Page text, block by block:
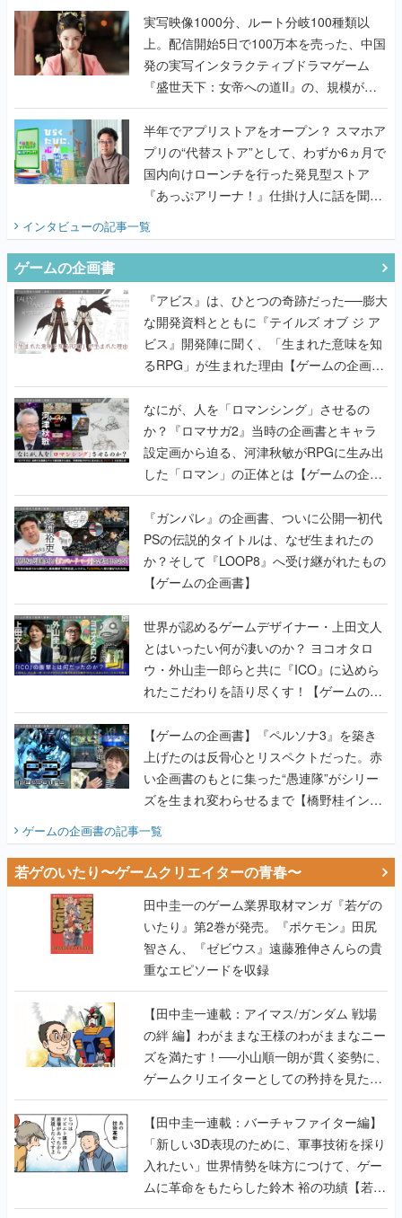
んだレジェンド2人に訊く開発秘話
実写映像1000分、ルート分岐100種類以
上。配信開始5日で100万本を売った、中国
発の実写インタラクティブドラマゲーム
『盛世天下：女帝への道II』の、規模が違
うこだわりをプロデューサーに聞いた
半年でアプリストアをオープン？ スマホア
プリの“代替ストア”として、わずか6ヵ月で
国内向けローンチを行った発見型ストア
『あっぷアリーナ！』仕掛け人に話を聞い
インタビューの記事一覧
ゲームの企画書
『アビス』は、ひとつの奇跡だった──膨大
な開発資料とともに『テイルズ オブ ジ ア
ビス』開発陣に聞く、「生まれた意味を知
るRPG」が生まれた理由【ゲームの企画
書】
なにが、人を「ロマンシング」させるの
か？『ロマサガ2』当時の企画書とキャラ
設定画から迫る、河津秋敏がRPGに生み出
した「ロマン」の正体とは【ゲームの企画
書】
『ガンパレ』の企画書、ついに公開━初代
PSの伝説的タイトルは、なぜ生まれたの
か？そして『LOOP8』へ受け継がれたもの
【ゲームの企画書】
世界が認めるゲームデザイナー・上田文人
とはいったい何が凄いのか？ ヨコオタロ
ウ・外山圭一郎らと共に『ICO』に込めら
れたこだわりを語り尽くす！【ゲームの企
画書】
【ゲームの企画書】『ペルソナ3』を築き
上げたのは反骨心とリスペクトだった。赤
い企画書のもとに集った“愚連隊”がシリー
ズを生まれ変わらせるまで【橋野桂インタ
ゲームの企画書の記事一覧
若ゲのいたり〜ゲームクリエイターの青春〜
田中圭一のゲーム業界取材マンガ『若ゲの
いたり』第2巻が発売。『ポケモン』田尻
智さん、『ゼビウス』遠藤雅伸さんらの貴
重なエピソードを収録
【田中圭一連載：アイマス/ガンダム 戦場
の絆 編】わがままな王様のわがままなニー
ズを満たす！──小山順一朗が貫く姿勢に、
ゲームクリエイターとしての矜持を見た
【若ゲのいたり最終回】
【田中圭一連載：バーチャファイター編】
「新しい3D表現のために、軍事技術を採り
入れたい」世界情勢を味方につけて、ゲー
ムに革命をもたらした鈴木 裕の功績【若ゲ
のいたり】